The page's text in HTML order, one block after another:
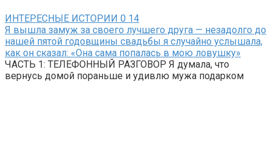
ИНТЕРЕСНЫЕ ИСТОРИИ 0 14
Я вышла замуж за своего лучшего друга — незадолго до
нашей пятой годовщины свадьбы я случайно услышала,
как он сказал: «Она сама попалась в мою ловушку»
ЧАСТЬ 1: ТЕЛЕФОННЫЙ РАЗГОВОР Я думала, что
вернусь домой пораньше и удивлю мужа подарком